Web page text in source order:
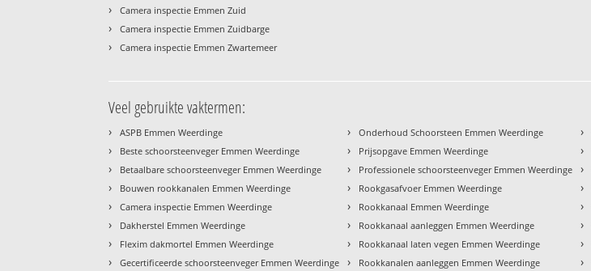
› Camera inspectie Emmen Zuid
› Camera inspectie Emmen Zuidbarge
› Camera inspectie Emmen Zwartemeer
Veel gebruikte vaktermen:
› ASPB Emmen Weerdinge
› Beste schoorsteenveger Emmen Weerdinge
› Betaalbare schoorsteenveger Emmen Weerdinge
› Bouwen rookkanalen Emmen Weerdinge
› Camera inspectie Emmen Weerdinge
› Dakherstel Emmen Weerdinge
› Flexim dakmortel Emmen Weerdinge
› Gecertificeerde schoorsteenveger Emmen Weerdinge
› Onderhoud Schoorsteen Emmen Weerdinge
› Prijsopgave Emmen Weerdinge
› Professionele schoorsteenveger Emmen Weerdinge
› Rookgasafvoer Emmen Weerdinge
› Rookkanaal Emmen Weerdinge
› Rookkanaal aanleggen Emmen Weerdinge
› Rookkanaal laten vegen Emmen Weerdinge
› Rookkanalen aanleggen Emmen Weerdinge
›
›
›
›
›
›
›
›